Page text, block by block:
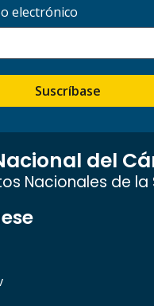
electrónico
Suscríbase
del
Nacionales de la